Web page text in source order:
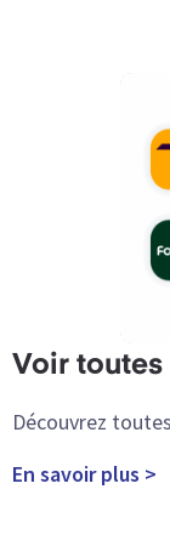
Voir
Découvrez
En savoir plus >